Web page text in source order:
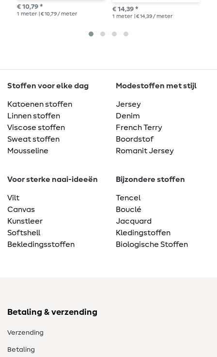
€ 10,79 *
1 meter | € 10,79 / meter
bruin
€ 14,39 *
1 meter | € 14,39 / meter
Stoffen voor elke dag
Katoenen stoffen
Linnen stoffen
Viscose stoffen
Sweat stoffen
Mousseline
Modestoffen met stijl
Jersey
Denim
French Terry
Boordstof
Romanit Jersey
Voor sterke naai-ideeën
Vilt
Canvas
Kunstleer
Softshell
Bekledingsstoffen
Bijzondere stoffen
Tencel
Bouclé
Jacquard
Kledingstoffen
Biologische Stoffen
Betaling & verzending
Verzending
Betaling